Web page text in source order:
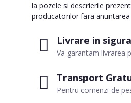
Livrare in
Va garantam livrarea
Transport
Pentru comenzi de
la pozele si descrierile
producatorilor fara